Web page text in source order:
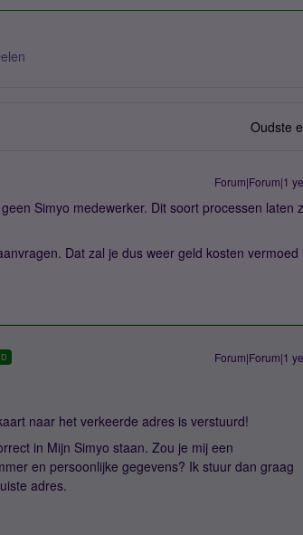
Oudste
Forum|Forum|1
Simyo medewerker. Dit soort processen laten
Dat zal je dus weer geld kosten vermoed
Forum|Forum|1
naar het verkeerde adres is verstuurd!
in Mijn Simyo staan. Zou je mij een
en persoonlijke gegevens? Ik stuur dan graag
adres.